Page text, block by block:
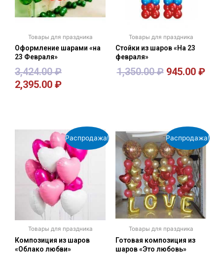
Товары для праздника
Оформление шарами «на
23 Февраля»
3,424.00₽
2,395.00 ₽
Товары для праздника
Стойки из шаров «На 23
февраля»
1,350.00₽ 945.00 ₽
Распродажа!
Товары для праздника
Композиция из шаров
«Облако любви»
Распродажа!
Товары для праздника
Готовая композиция из
шаров «Это любовь»